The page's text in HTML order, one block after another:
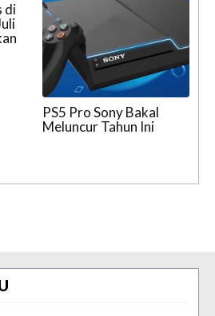
di
PS5 Pro Sony Bakal
Meluncur Tahun Ini